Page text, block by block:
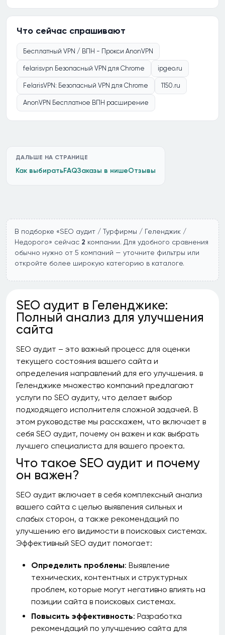
Что сейчас спрашивают
Бесплатный VPN / ВПН - Прокси AnonVPN
felarisvpn Безопасный VPN для Chrome ipgeo.ru
FelarisVPN: Безопасный VPN для Chrome 1150.ru
AnonVPN Бесплатное ВПН расширение
ДАЛЬШЕ НА СТРАНИЦЕ
Как выбиратьFAQЗаказы в нишеОтзывы
В подборке «SEO аудит / Турфирмы / Геленджик /
Недорого» сейчас 2 компании. Для удобного сравнения
обычно нужно от 5 компаний — уточните фильтры или
откройте более широкую категорию в каталоге.
SEO аудит в Геленджике:
Полный анализ для улучшения
сайта
SEO аудит – это важный процесс для оценки
текущего состояния вашего сайта и
определения направлений для его улучшения. в
Геленджике множество компаний предлагают
услуги по SEO аудиту, что делает выбор
подходящего исполнителя сложной задачей. В
этом руководстве мы расскажем, что включает в
себя SEO аудит, почему он важен и как выбрать
лучшего специалиста для вашего проекта.
Что такое SEO аудит и почему
он важен?
SEO аудит включает в себя комплексный анализ
вашего сайта с целью выявления сильных и
слабых сторон, а также рекомендаций по
улучшению его видимости в поисковых системах.
Эффективный SEO аудит помогает:
Определить проблемы: Выявление
технических, контентных и структурных
проблем, которые могут негативно влиять на
позиции сайта в поисковых системах.
Повысить эффективность: Разработка
рекомендаций по улучшению сайта для